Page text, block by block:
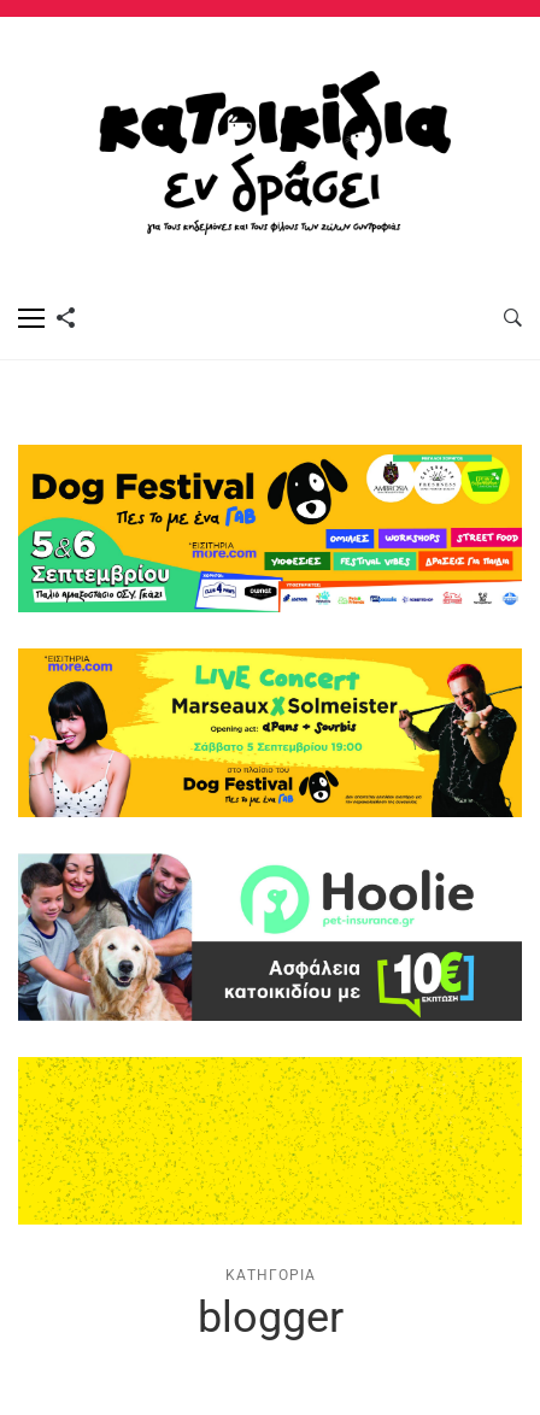
ΚΑΤΗΓΟΡΊΑ
blogger